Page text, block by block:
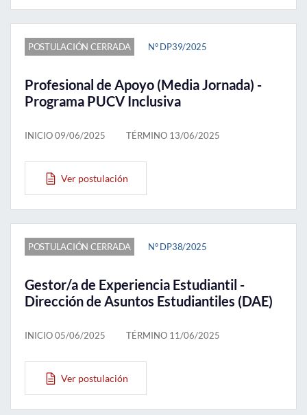
POSTULACIÓN CERRADA N° DP39/2025
Profesional de Apoyo (Media Jornada) -
Programa PUCV Inclusiva
INICIO 09/06/2025 TÉRMINO 13/06/2025
Ver postulación
POSTULACIÓN CERRADA N° DP38/2025
Gestor/a de Experiencia Estudiantil -
Dirección de Asuntos Estudiantiles (DAE)
INICIO 05/06/2025 TÉRMINO 11/06/2025
Ver postulación